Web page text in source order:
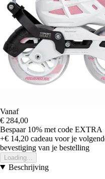
Vanaf
€ 284,00
Bespaar 10% met code EXTRA
+€ 14,20 cadeau voor je
bevestiging van je bestelling
Loading...
Beschrijving